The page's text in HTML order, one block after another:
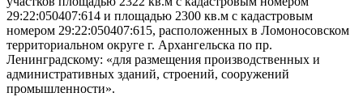
29:22:050407:614 и площадью 2300 кв.м с кадастровым
номером 29:22:050407:615, расположенных в Ломоносовском
территориальном округе г. Архангельска по пр.
Ленинградскому: «для размещения производственных и
административных зданий, строений, сооружений
промышленности».